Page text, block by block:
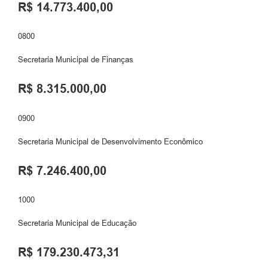
R$ 14.773.400,00
0800
Secretaria Municipal de Finanças
R$ 8.315.000,00
0900
Secretaria Municipal de Desenvolvimento Econômico
R$ 7.246.400,00
1000
Secretaria Municipal de Educação
R$ 179.230.473,31